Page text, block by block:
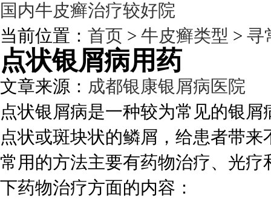
国内牛皮癣治疗较好院
当前位置： 首页 > 牛皮癣类型 > 寻
点状银屑病用药
文章来源： 成都银康银屑病医院
点状银屑病是一种较为常见的银
点状或斑块状的鳞屑，给患者带
常用的方法主要有药物治疗、光
下药物治疗方面的内容：